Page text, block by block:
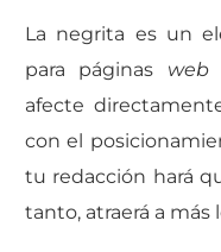
La negrita es un
para páginas web
afecte
con el
tu redacción hará
tanto, atraerá a más